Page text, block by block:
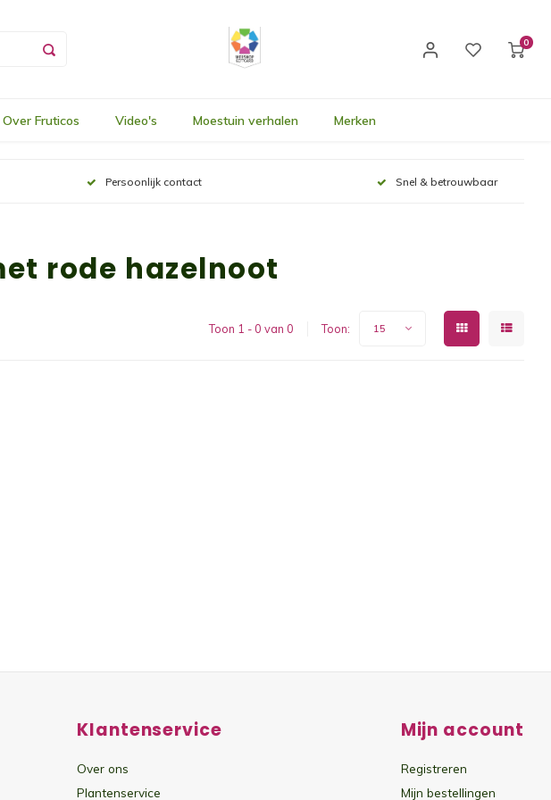
0
Over Fruticos Video's Moestuin verhalen Merken
Persoonlijk contact Snel & betrouwbaar
rode hazelnoot
Toon 1 - 0 van 0 Toon: 15
Klantenservice
Over ons
Plantenservice
Mijn account
Registreren
Mijn bestellingen